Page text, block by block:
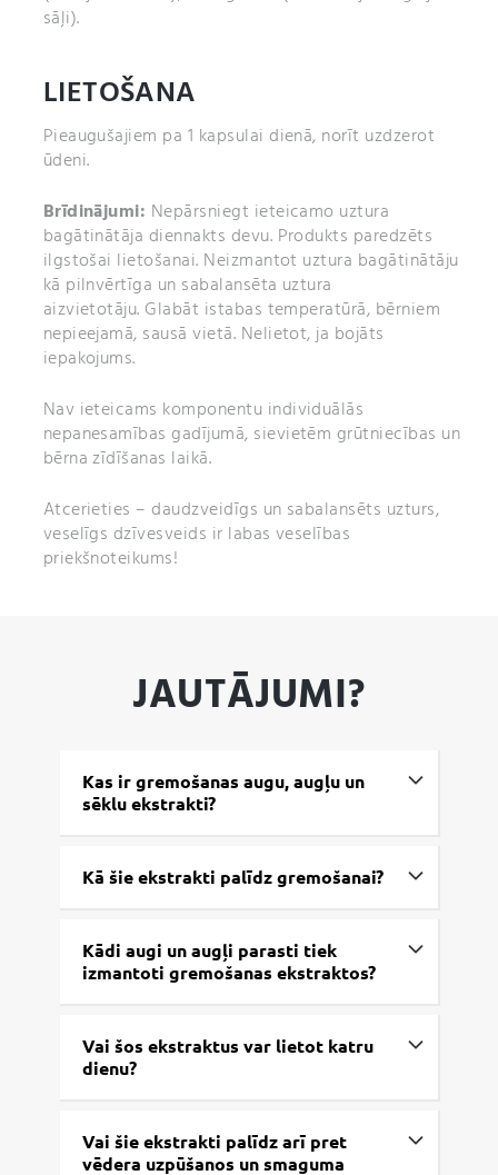
sāļi).
LIETOŠANA
Pieaugušajiem pa 1 kapsulai dienā, norīt uzdzerot
ūdeni.
Brīdinājumi: Nepārsniegt ieteicamo uztura
bagātinātāja diennakts devu. Produkts paredzēts
ilgstošai lietošanai. Neizmantot uztura bagātinātāju
kā pilnvērtīga un sabalansēta uztura
aizvietotāju. Glabāt istabas temperatūrā, bērniem
nepieejamā, sausā vietā. Nelietot, ja bojāts
iepakojums.
Nav ieteicams komponentu individuālās
nepanesamības gadījumā, sievietēm grūtniecības un
bērna zīdīšanas laikā.
Atcerieties – daudzveidīgs un sabalansēts uzturs,
veselīgs dzīvesveids ir labas veselības
priekšnoteikums!
JAUTĀJUMI?
Kas ir gremošanas augu, augļu un
sēklu ekstrakti?
Kā šie ekstrakti palīdz gremošanai?
Kādi augi un augļi parasti tiek
izmantoti gremošanas ekstraktos?
Vai šos ekstraktus var lietot katru
dienu?
Vai šie ekstrakti palīdz arī pret
vēdera uzpūšanos un smaguma